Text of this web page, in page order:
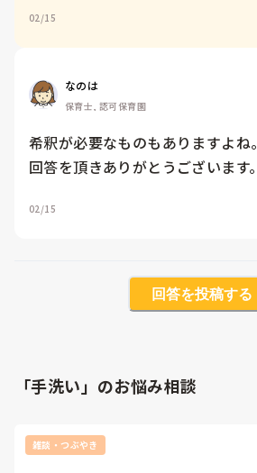
02/15
なのは
保育士, 認可保育園
希釈が必要なものもありますよね。
回答を頂きありがとうございます。
02/15
回答を投稿する
「手洗い」のお悩み相談
雑談・つぶやき